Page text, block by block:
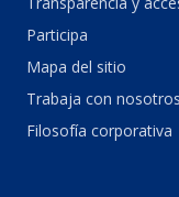
Participa
Mapa del sitio
Trabaja con nosotros
Filosofía corporativa